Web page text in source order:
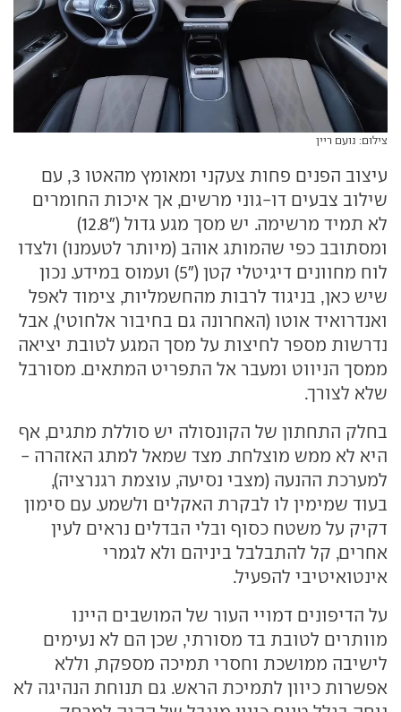
צילום: נועם ריין
עיצוב הפנים פחות צעקני ומאומץ מהאטו 3, עם
שילוב צבעים דו-גוני מרשים, אך איכות החומרים
לא תמיד מרשימה. יש מסך מגע גדול ("12.8)
ומסתובב כפי שהמותג אוהב (מיותר לטעמנו) ולצדו
לוח מחוונים דיגיטלי קטן ("5) ועמוס במידע. נכון
שיש כאן, בניגוד לרבות מהחשמליות, צימוד לאפל
ואנדרואיד אוטו (האחרונה גם בחיבור אלחוטי), אבל
נדרשות מספר לחיצות על מסך המגע לטובת יציאה
ממסך הניווט ומעבר אל התפריט המתאים. מסורבל
שלא לצורך.
בחלק התחתון של הקונסולה יש סוללת מתגים, אף
היא לא ממש מוצלחת. מצד שמאל למתג האזהרה -
למערכת ההנעה (מצבי נסיעה, עוצמת רגנרציה),
בעוד שמימין לו לבקרת האקלים ולשמע. עם סימון
דקיק על משטח כסוף ובלי הבדלים נראים לעין
אחרים, קל להתבלבל ביניהם ולא לגמרי
אינטואיטיבי להפעיל.
על הדיפונים דמויי העור של המושבים היינו
מוותרים לטובת בד מסורתי, שכן הם לא נעימים
לישיבה ממושכת וחסרי תמיכה מספקת, וללא
אפשרות כיוון לתמיכת הראש. גם תנוחת הנהיגה לא